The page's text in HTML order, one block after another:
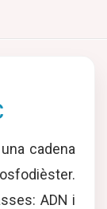
cadena
ADN i